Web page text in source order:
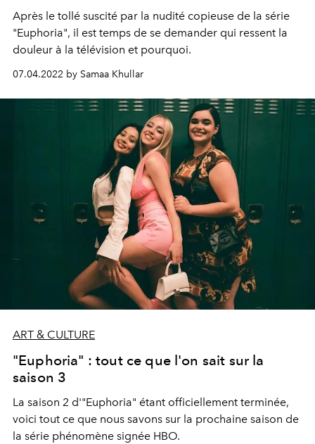
Après le tollé suscité par la nudité copieuse de la série
"Euphoria", il est temps de se demander qui ressent la
douleur à la télévision et pourquoi.
07.04.2022 by Samaa Khullar
ART & CULTURE
"Euphoria" : tout ce que l'on sait sur la
saison 3
La saison 2 d'"Euphoria" étant officiellement terminée,
voici tout ce que nous savons sur la prochaine saison de
la série phénomène signée HBO.